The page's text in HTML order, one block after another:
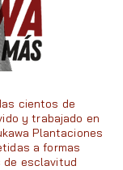
cientos de
y trabajado en
Plantaciones
a formas
de esclavitud